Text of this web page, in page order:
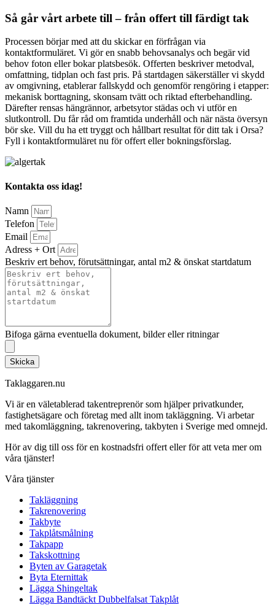
Så går vårt arbete till – från offert till färdigt tak
Processen börjar med att du skickar en förfrågan via
kontaktformuläret. Vi gör en snabb behovsanalys och begär vid
behov foton eller bokar platsbesök. Offerten beskriver metodval,
omfattning, tidplan och fast pris. På startdagen säkerställer vi skydd
av omgivning, etablerar fallskydd och genomför rengöring i etapper:
mekanisk borttagning, skonsam tvätt och riktad efterbehandling.
Därefter rensas hängrännor, arbetsytor städas och vi utför en
slutkontroll. Du får råd om framtida underhåll och när nästa översyn
bör ske. Vill du ha ett tryggt och hållbart resultat för ditt tak i Orsa?
Fyll i kontaktformuläret nu för offert eller bokningsförslag.
Kontakta oss idag!
Namn
Telefon
Email
Adress + Ort
Beskriv ert behov, förutsättningar, antal m2 & önskat startdatum
Bifoga gärna eventuella dokument, bilder eller ritningar
Skicka
Taklaggaren.nu
Vi är en väletablerad takentreprenör som hjälper privatkunder,
fastighetsägare och företag med allt inom takläggning. Vi arbetar
med takomläggning, takrenovering, takbyten i Sverige med omnejd.
Hör av dig till oss för en kostnadsfri offert eller för att veta mer om
våra tjänster!
Våra tjänster
Takläggning
Takrenovering
Takbyte
Takplåtsmålning
Takpapp
Takskottning
Byten av Garagetak
Byta Eternittak
Lägga Shingeltak
Lägga Bandtäckt Dubbelfalsat Takplåt